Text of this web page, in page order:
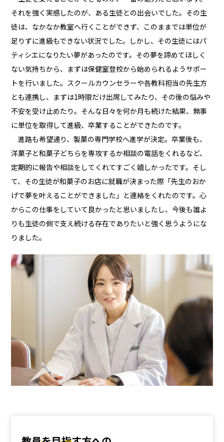
それを強く実感したのが、ある生徒との出会いでした。その生
徒は、なかなか教室へ行くことができず、このままでは単位が
足りずに進級もできない状況でした。しかし、その生徒にはパ
ティシエになりたい夢があったのです。その夢を諦めてほしく
ない気持ちから、まずは保健室登校から始められるようサポー
トを行いました。スクールカウンセラーや各教科担当の先生方
とも連携し、まずは1時限だけ出席してみたり、その後の悩みや
不安を受け止めたり。そんな日々を何か月も続けた結果、無事
に単位を取得して進級、卒業することができたのです。
進路も希望通り、製菓の専門学校へ進学が決定。卒業後も、
洋菓子と和菓子どちらを専攻するか相談の電話をくれるなど、
定期的に報告や相談をしてくれてすごく嬉しかったです。そし
て、その生徒が和菓子のお店に就職が決まった際「先生のおか
げで夢を叶えることができました」と連絡をくれたのです。心
からこの仕事をしていて良かったと思いましたし、今後も誰よ
りも生徒の側で支え続ける存在でありたいと強く思うようにな
りました。